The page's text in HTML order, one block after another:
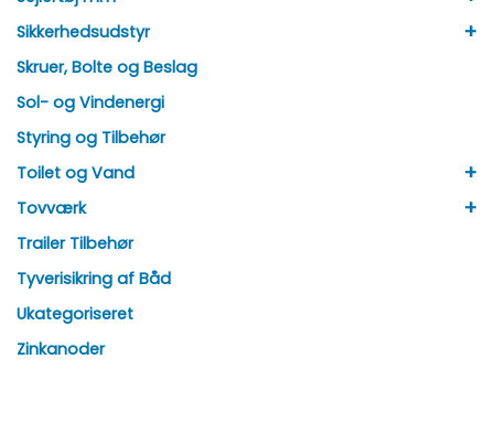
Sikkerhedsudstyr +
Skruer, Bolte og Beslag
Sol- og Vindenergi
Styring og Tilbehør
Toilet og Vand
+
Tovværk +
Trailer Tilbehør
Tyverisikring af Båd
Ukategoriseret
Zinkanoder